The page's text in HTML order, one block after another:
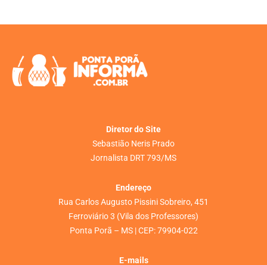
Diretor do Site
Sebastião Neris Prado
Jornalista DRT 793/MS
Endereço
Rua Carlos Augusto Pissini Sobreiro, 451
Ferroviário 3 (Vila dos Professores)
Ponta Porã – MS | CEP: 79904-022
E-mails